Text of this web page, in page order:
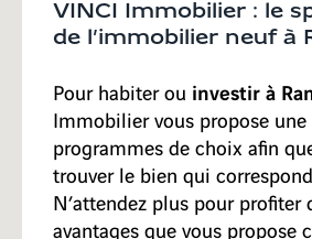
VINCI Immobilier : le
de l’immobilier neuf à
Pour habiter ou investir à
Immobilier vous propose
programmes de choix afin
trouver le bien qui
N’attendez plus pour profiter
avantages que vous propose